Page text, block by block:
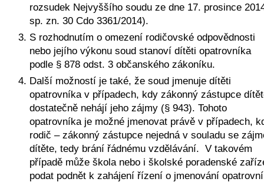
rozsudek Nejvyššího soudu ze dne 17. prosince
sp. zn. 30 Cdo 3361/2014).
S rozhodnutím o omezení rodičovské odpovědnosti
nebo jejího výkonu soud stanoví dítěti opatrovníka
podle § 878 odst. 3 občanského zákoníku.
Další možností je také, že soud jmenuje dítěti
opatrovníka v případech, kdy zákonný zástupce
dostatečně nehájí jeho zájmy (§ 943). Tohoto
opatrovníka je možné jmenovat právě v případech,
rodič – zákonný zástupce nejedná v souladu se
dítěte, tedy brání řádnému vzdělávání.  V takovém
případě může škola nebo i školské poradenské
podat podnět k zahájení řízení o jmenování